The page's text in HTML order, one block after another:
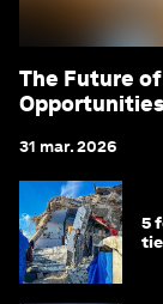
The Future
31 mar. 2026
5